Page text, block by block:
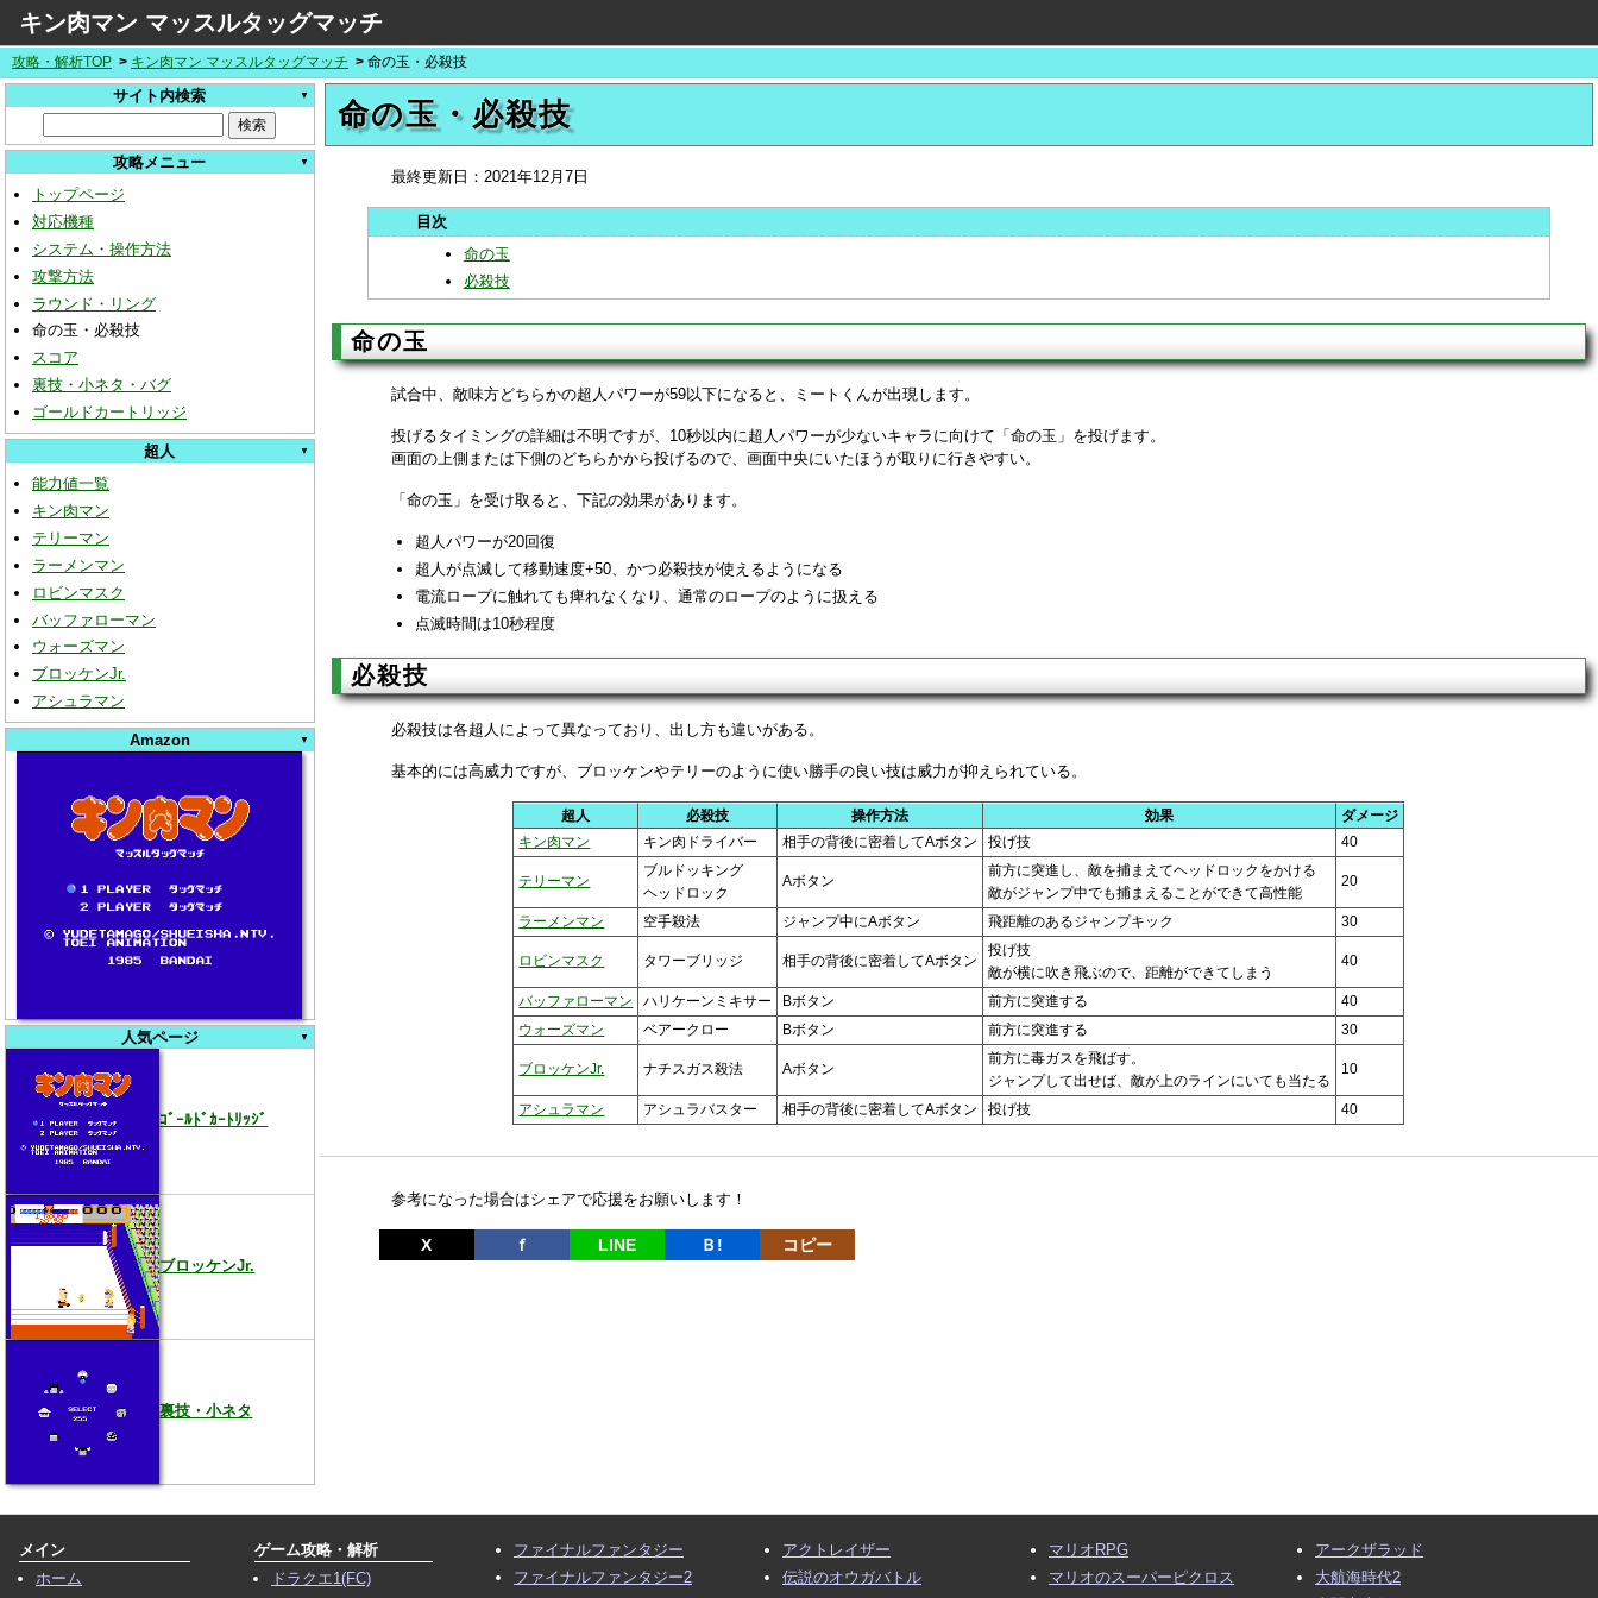
キン肉マン マッスルタッグマッチ
攻略・解析TOP キン肉マン マッスルタッグマッチ 命の玉・必殺技
サイト内検索
攻略メニュー
トップページ
対応機種
システム・操作方法
攻撃方法
ラウンド・リング
命の玉・必殺技
スコア
裏技・小ネタ・バグ
ゴールドカートリッジ
超人
能力値一覧
キン肉マン
テリーマン
ラーメンマン
ロビンマスク
バッファローマン
ウォーズマン
ブロッケンJr.
アシュラマン
Amazon
人気ページ
ｺﾞｰﾙﾄﾞｶｰﾄﾘｯｼﾞ
ブロッケンJr.
裏技・小ネタ
命の玉・必殺技
最終更新日： 2021年12月7日
命の玉
必殺技
命の玉
試合中、敵味方どちらかの超人パワーが59以下になると、ミートくんが出現します。
投げるタイミングの詳細は不明ですが、10秒以内に超人パワーが少ないキャラに向けて「命の玉」を投げます。
画面の上側または下側のどちらかから投げるので、画面中央にいたほうが取りに行きやすい。
「命の玉」を受け取ると、下記の効果があります。
超人パワーが20回復
超人が点滅して移動速度+50、かつ必殺技が使えるようになる
電流ロープに触れても痺れなくなり、通常のロープのように扱える
点滅時間は10秒程度
必殺技
必殺技は各超人によって異なっており、出し方も違いがある。
基本的には高威力ですが、ブロッケンやテリーのように使い勝手の良い技は威力が抑えられている。
超人 必殺技 操作方法 効果
ダメージ
キン肉マン
キン肉ドライバー 相手の背後に密着してAボタン 投げ技 40
テリーマン
ブルドッキング
ヘッドロック
Aボタン
前方に突進し、敵を捕まえてヘッドロックをかける
敵がジャンプ中でも捕まえることができて高性能
20
ラーメンマン 空手殺法 ジャンプ中にAボタン 飛距離のあるジャンプキック 30
ロビンマスク タワーブリッジ 相手の背後に密着してAボタン
投げ技
敵が横に吹き飛ぶので、距離ができてしまう
40
バッファローマン ハリケーンミキサー Bボタン 前方に突進する
40
ウォーズマン
ベアークロー Bボタン 前方に突進する 30
ブロッケンJr. ナチスガス殺法 Aボタン
前方に毒ガスを飛ばす。
ジャンプして出せば、敵が上のラインにいても当たる
10
アシュラマン アシュラバスター 相手の背後に密着してAボタン 投げ技 40
参考になった場合はシェアで応援をお願いします！
X ｆ LINE Ｂ! コピー
メイン
ホーム
ゲーム攻略・解析
ドラクエ1(FC)
ファイナルファンタジー
ファイナルファンタジー2
アクトレイザー
伝説のオウガバトル
マリオRPG
マリオのスーパーピクロス
アークザラッド
大航海時代2